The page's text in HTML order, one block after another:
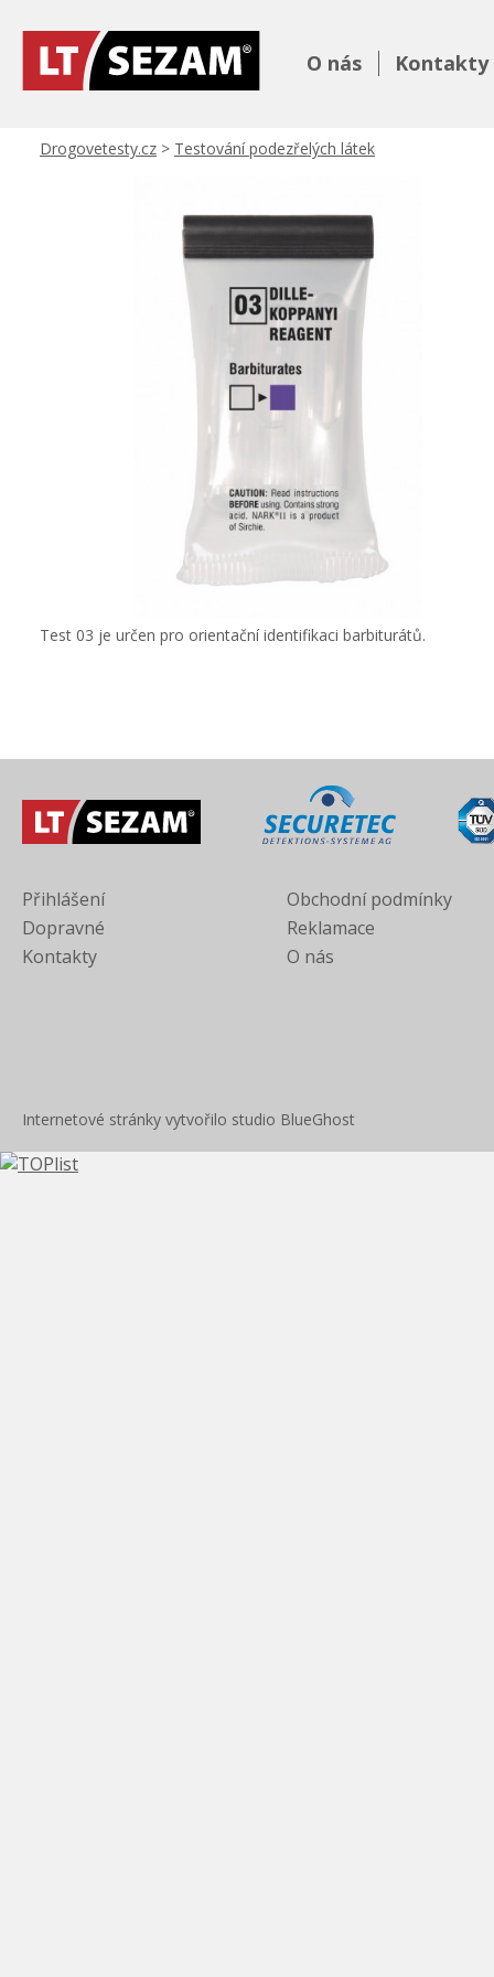
O nás Kontakty
Drogovetesty.cz > Testování podezřelých látek
Test 03 je určen pro orientační identifikaci barbiturátů.
Přihlášení
Obchodní podmínky
Dopravné
Reklamace
Kontakty
O nás
Internetové stránky vytvořilo studio BlueGhost